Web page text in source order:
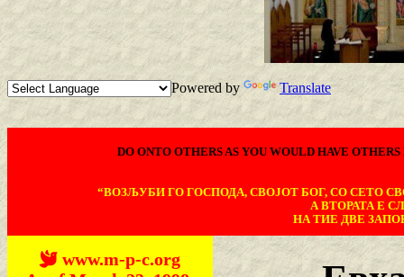
Powered by Translate
DO ONTO OTHERS AS YOU WOULD HAVE
“ВОЗЉУБИ ГО ГОСПОДА, СВОЈОТ БОГ, СО СЕТО
А ВТОРАТА Е
НА ТИЕ ДВЕ
www.m-p-c.org